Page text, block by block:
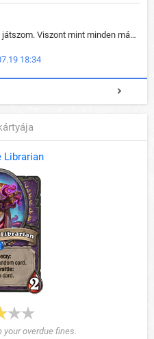
Amióta bejött, csak ezzel játszom. Viszont mint minden más - akár az alapjáték is, ez is baromira összetett lett. Néha már pár kör után is esélytelen az egész. Vagy irreállisan túltápol valaki, vagy lelép a partner, vagy csak hülye mint a segg. És amikor eljönne az én időm, na akkor jön el mindenki másé is. Engem jobban érdekelne, hogy ki milyen ratingen szokott játszani. Na ez lenne egy érdekes adat.
18:34
Librarian
your overdue fines.